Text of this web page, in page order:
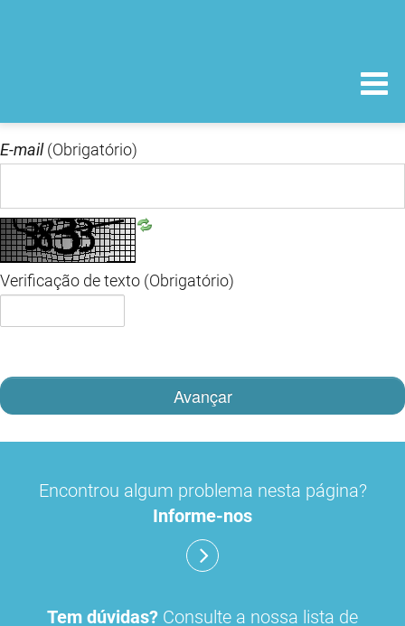
E-mail (Obrigatório)
Verificação de texto (Obrigatório)
Avançar
Encontrou algum problema nesta página?
Informe-nos
Tem dúvidas? Consulte a nossa lista de